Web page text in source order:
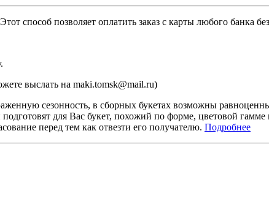
способ позволяет оплатить заказ с карты любого банка
выслать на maki.tomsk@mail.ru)
сезонность, в сборных букетах возможны
для Вас букет, похожий по форме, цветовой
перед тем как отвезти его получателю. Подробнее